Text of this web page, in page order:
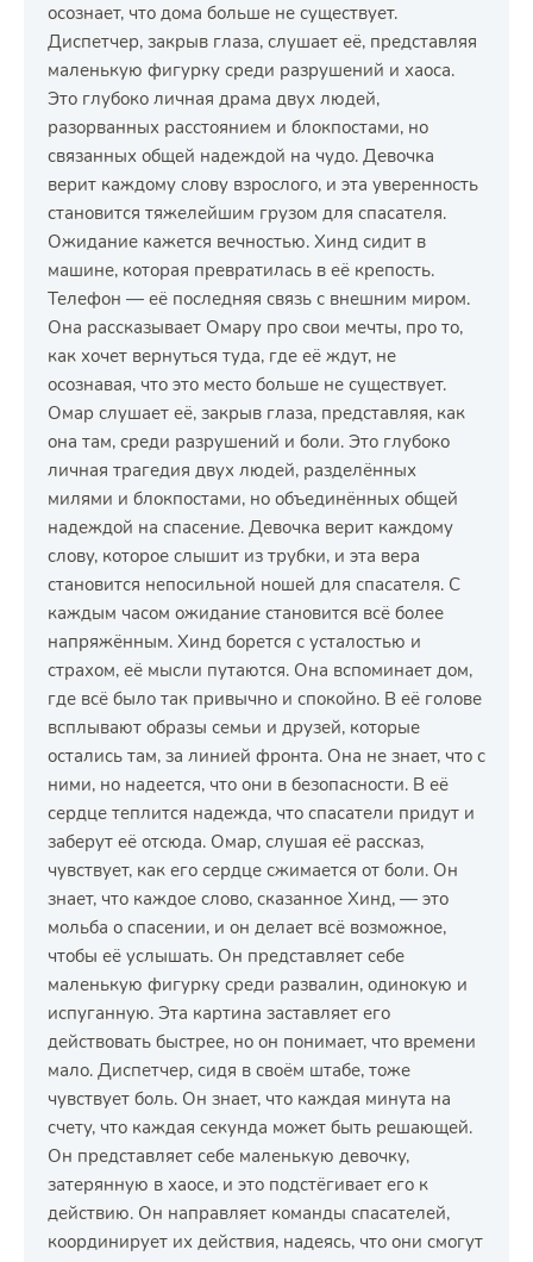
осознает, что дома больше не существует.
Диспетчер, закрыв глаза, слушает её, представляя
маленькую фигурку среди разрушений и хаоса.
Это глубоко личная драма двух людей,
разорванных расстоянием и блокпостами, но
связанных общей надеждой на чудо. Девочка
верит каждому слову взрослого, и эта уверенность
становится тяжелейшим грузом для спасателя.
Ожидание кажется вечностью. Хинд сидит в
машине, которая превратилась в её крепость.
Телефон — её последняя связь с внешним миром.
Она рассказывает Омару про свои мечты, про то,
как хочет вернуться туда, где её ждут, не
осознавая, что это место больше не существует.
Омар слушает её, закрыв глаза, представляя, как
она там, среди разрушений и боли. Это глубоко
личная трагедия двух людей, разделённых
милями и блокпостами, но объединённых общей
надеждой на спасение. Девочка верит каждому
слову, которое слышит из трубки, и эта вера
становится непосильной ношей для спасателя. С
каждым часом ожидание становится всё более
напряжённым. Хинд борется с усталостью и
страхом, её мысли путаются. Она вспоминает дом,
где всё было так привычно и спокойно. В её голове
всплывают образы семьи и друзей, которые
остались там, за линией фронта. Она не знает, что с
ними, но надеется, что они в безопасности. В её
сердце теплится надежда, что спасатели придут и
заберут её отсюда. Омар, слушая её рассказ,
чувствует, как его сердце сжимается от боли. Он
знает, что каждое слово, сказанное Хинд, — это
мольба о спасении, и он делает всё возможное,
чтобы её услышать. Он представляет себе
маленькую фигурку среди развалин, одинокую и
испуганную. Эта картина заставляет его
действовать быстрее, но он понимает, что времени
мало. Диспетчер, сидя в своём штабе, тоже
чувствует боль. Он знает, что каждая минута на
счету, что каждая секунда может быть решающей.
Он представляет себе маленькую девочку,
затерянную в хаосе, и это подстёгивает его к
действию. Он направляет команды спасателей,
координирует их действия, надеясь, что они смогут